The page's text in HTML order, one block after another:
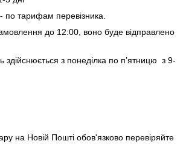
по тарифам перевізника.
до 12:00, воно буде відправлено
з понеділка по п’ятницю з 9-
на Новій Пошті обов'язково перевіряйте